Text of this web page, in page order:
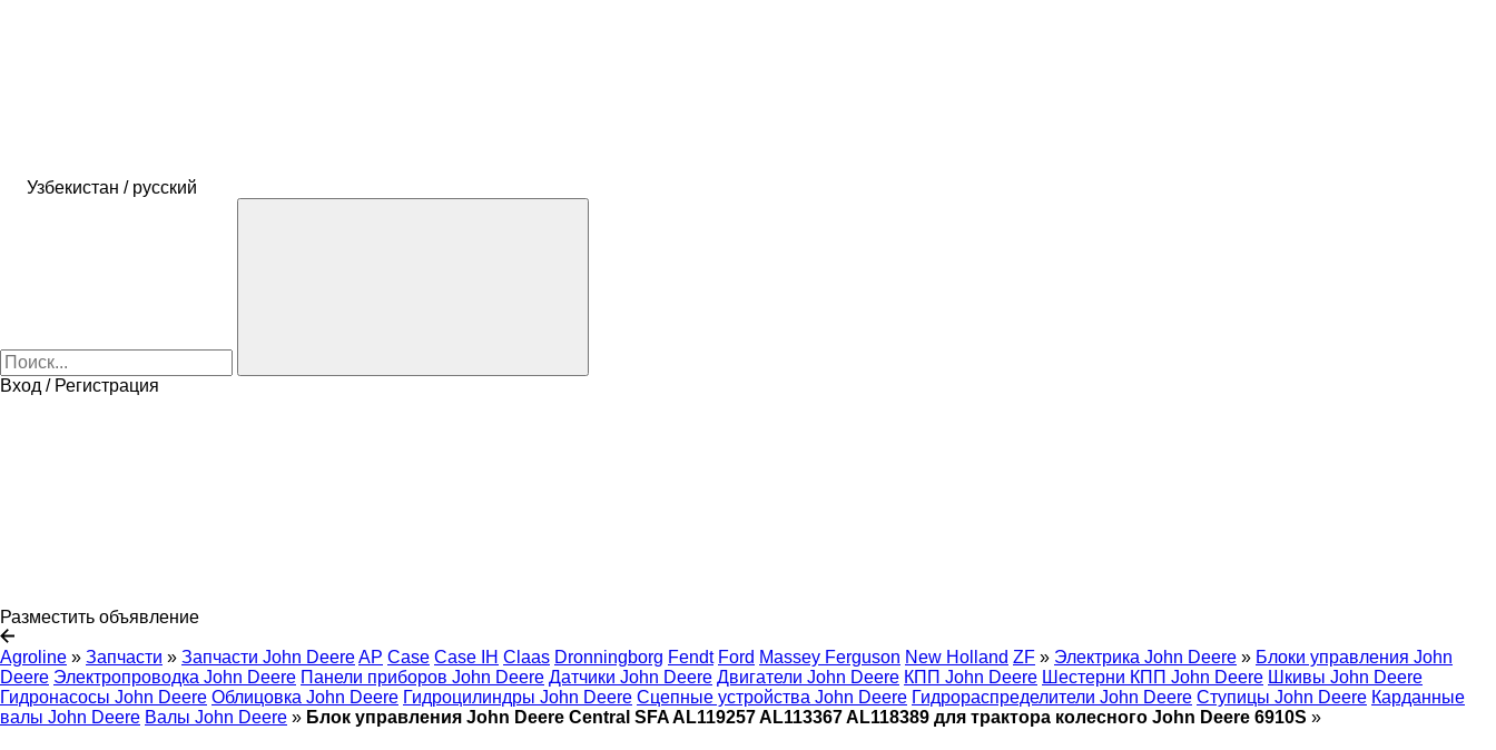
Узбекистан / русский
Вход / Регистрация
Разместить объявление
Agroline » Запчасти » Запчасти John DeereAP Case Case IH Claas Dronningborg Fendt Ford Massey Ferguson New Holland ZF » Электрика John Deere » Блоки управления John
Deere Электропроводка John Deere Панели приборов John Deere Датчики John Deere Двигатели John Deere КПП John Deere Шестерни КПП John Deere Шкивы John Deere
Гидронасосы John Deere Облицовка John Deere Гидроцилиндры John Deere Сцепные устройства John Deere Гидрораспределители John Deere Ступицы John Deere Карданные
валы John Deere Валы John Deere » Блок управления John Deere Central SFA AL119257 AL113367 AL118389 для трактора колесного John Deere 6910S »